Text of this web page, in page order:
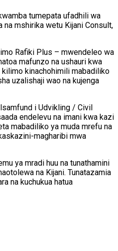
tumepata ufadhili wa
mshirika wetu Kijani Consult,
Rafiki Plus – mwendeleo wa
mafunzo na ushauri kwa
kinachohimili mabadiliko
uzalishaji wao na kujenga
i Udvikling / Civil
endelevu na imani kwa kazi
mabadiliko ya muda mrefu na
magharibi mwa
ya mradi huu na tunathamini
na Kijani. Tunatazamia
na kuchukua hatua